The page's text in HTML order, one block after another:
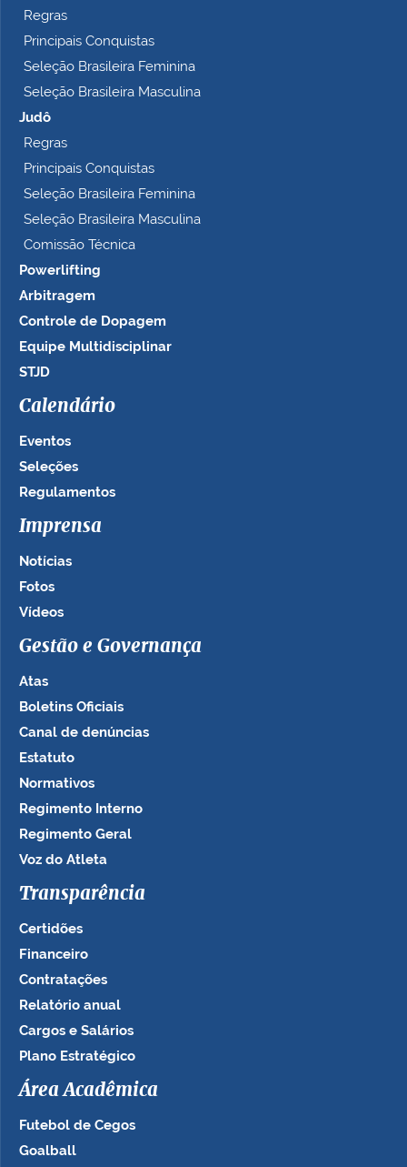
Regras
Principais Conquistas
Seleção Brasileira Feminina
Seleção Brasileira Masculina
Judô
Regras
Principais Conquistas
Seleção Brasileira Feminina
Seleção Brasileira Masculina
Comissão Técnica
Powerlifting
Arbitragem
Controle de Dopagem
Equipe Multidisciplinar
STJD
Calendário
Eventos
Seleções
Regulamentos
Imprensa
Notícias
Fotos
Vídeos
Gestão e Governança
Atas
Boletins Oficiais
Canal de denúncias
Estatuto
Normativos
Regimento Interno
Regimento Geral
Voz do Atleta
Transparência
Certidões
Financeiro
Contratações
Relatório anual
Cargos e Salários
Plano Estratégico
Área Acadêmica
Futebol de Cegos
Goalball